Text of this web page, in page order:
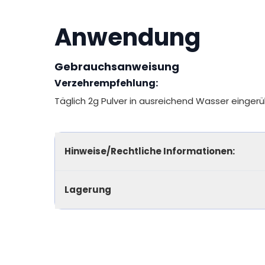
Anwendung
Gebrauchsanweisung
Verzehrempfehlung:
Täglich 2g Pulver in ausreichend Wasser
Hinweise/Rechtliche Informationen:
Lagerung